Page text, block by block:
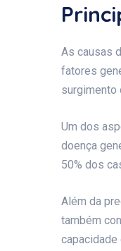
As causas
fatores
surgimento
Um dos
doença
50% dos
Além da
também